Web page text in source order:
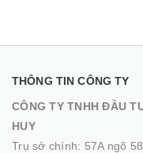
THÔNG TIN CÔNG TY
CÔNG TY TNHH ĐẦU
HUY
Trụ sở chính: 57A ngõ